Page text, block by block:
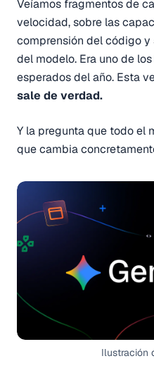
Veíamos fragmentos de
velocidad, sobre las
comprensión del código
del modelo. Era uno de
esperados del año. Esta
sale de verdad.
Y la pregunta que todo el
que cambia
Ilustración